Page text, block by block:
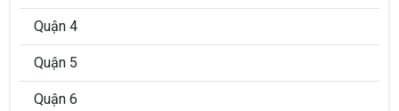
Quận 4
Quận 5
Quận 6